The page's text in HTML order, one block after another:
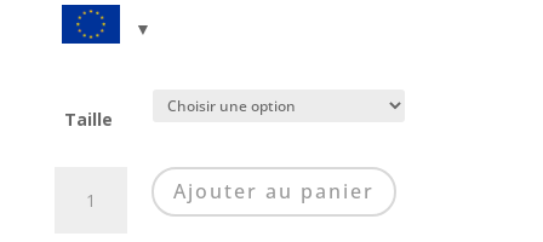
Taille
Ajouter au panier